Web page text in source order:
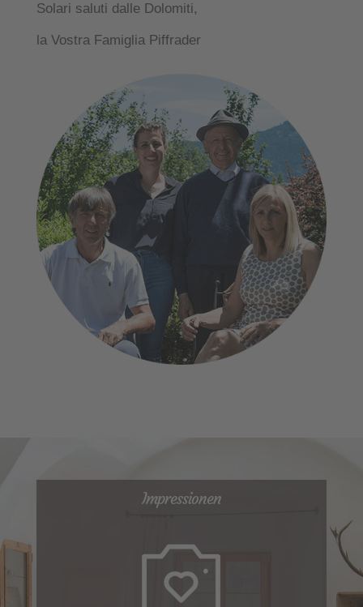
Solari saluti dalle Dolomiti,
la Vostra Famiglia Piffrader
Impressionen